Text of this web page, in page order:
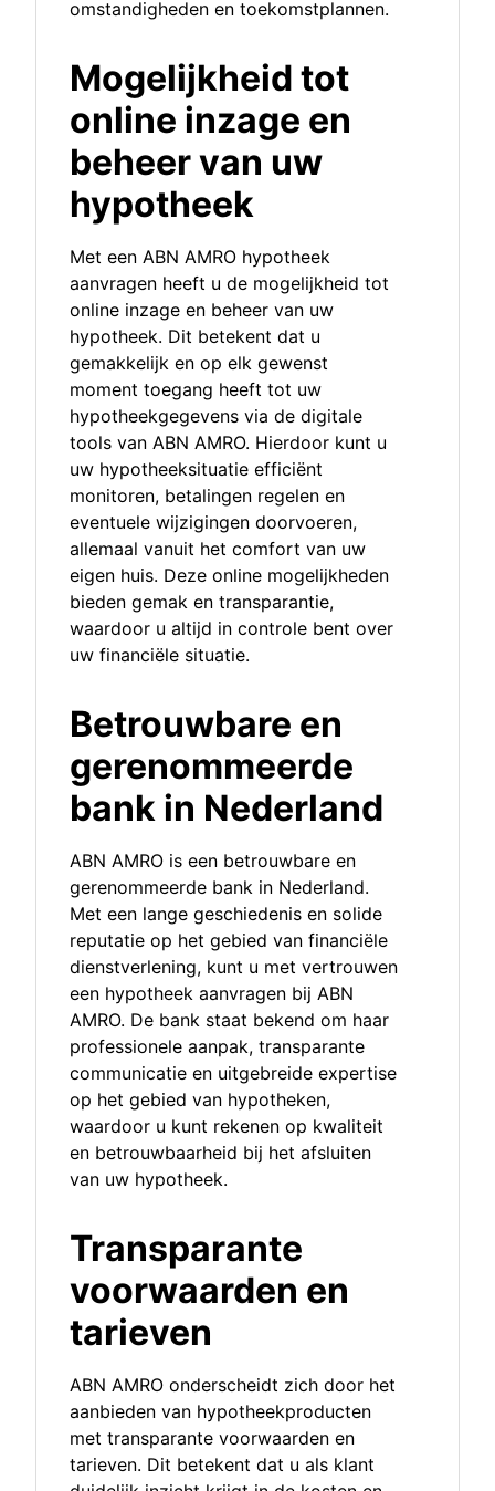
omstandigheden en toekomstplannen.
Mogelijkheid tot
online inzage en
beheer van uw
hypotheek
Met een ABN AMRO hypotheek
aanvragen heeft u de mogelijkheid tot
online inzage en beheer van uw
hypotheek. Dit betekent dat u
gemakkelijk en op elk gewenst
moment toegang heeft tot uw
hypotheekgegevens via de digitale
tools van ABN AMRO. Hierdoor kunt u
uw hypotheeksituatie efficiënt
monitoren, betalingen regelen en
eventuele wijzigingen doorvoeren,
allemaal vanuit het comfort van uw
eigen huis. Deze online mogelijkheden
bieden gemak en transparantie,
waardoor u altijd in controle bent over
uw financiële situatie.
Betrouwbare en
gerenommeerde
bank in Nederland
ABN AMRO is een betrouwbare en
gerenommeerde bank in Nederland.
Met een lange geschiedenis en solide
reputatie op het gebied van financiële
dienstverlening, kunt u met vertrouwen
een hypotheek aanvragen bij ABN
AMRO. De bank staat bekend om haar
professionele aanpak, transparante
communicatie en uitgebreide expertise
op het gebied van hypotheken,
waardoor u kunt rekenen op kwaliteit
en betrouwbaarheid bij het afsluiten
van uw hypotheek.
Transparante
voorwaarden en
tarieven
ABN AMRO onderscheidt zich door het
aanbieden van hypotheekproducten
met transparante voorwaarden en
tarieven. Dit betekent dat u als klant